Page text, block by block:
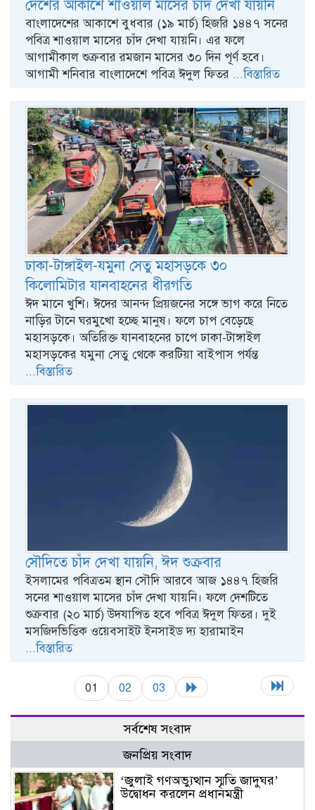
দেশের আকাশে শাওয়াল মাসের চাঁদ দেখা যায়নি
বাংলাদেশের আকাশে বুধবার (১৯ মার্চ) হিজরি ১৪৪৭ সনের
পবিত্র শাওয়াল মাসের চাঁদ দেখা যায়নি। এর ফলে
আগামীকাল শুক্রবার রমজান মাসের ৩০ দিন পূর্ণ হবে।
আগামী শনিবার বাংলাদেশে পবিত্র ঈদুল ফিতর ...বিস্তারিত
ঢাকা-টাঙ্গাইল-যমুনা সেতু মহাসড়কে ৩০
কিলো‌মিটার যানবাহনের ধীরগতি
ঈদ মানে খুশি। ঈদের আনন্দ প্রিয়জনের সঙ্গে ভাগ করে নিতে
নাড়ির টানে ঘরমুখো হচ্ছে মানুষ। ফলে চাপ বেড়েছে
মহাসড়কে। অতিরিক্ত যানবাহনের চাপে ঢাকা-টাঙ্গাইল
মহাসড়কের যমুনা সেতু থেকে করটিয়া বাইপাস পর্যন্ত
...বিস্তারিত
সৌদিতে চাঁদ দেখা যায়নি, ঈদ শুক্রবার
ইসলামের পবিত্রতম স্থান সৌদি আরবে আজ ১৪৪৭ হিজরি
সনের শাওয়াল মাসের চাঁদ দেখা যায়নি। ফলে দেশটিতে
শুক্রবার (২০ মার্চ) উদযাপিত হবে পবিত্র ঈদুল ফিতর। দুই
মসজিদভিত্তিক ওয়েবসাইট ইনসাইড দ্য হারামাইন
...বিস্তারিত
01 02 03
সর্বশেষ সংবাদ
জনপ্রিয় সংবাদ
‘জুলাই গণঅভ্যুত্থান স্মৃতি জাদুঘর’
উদ্বোধন করলেন প্রধানমন্ত্রী